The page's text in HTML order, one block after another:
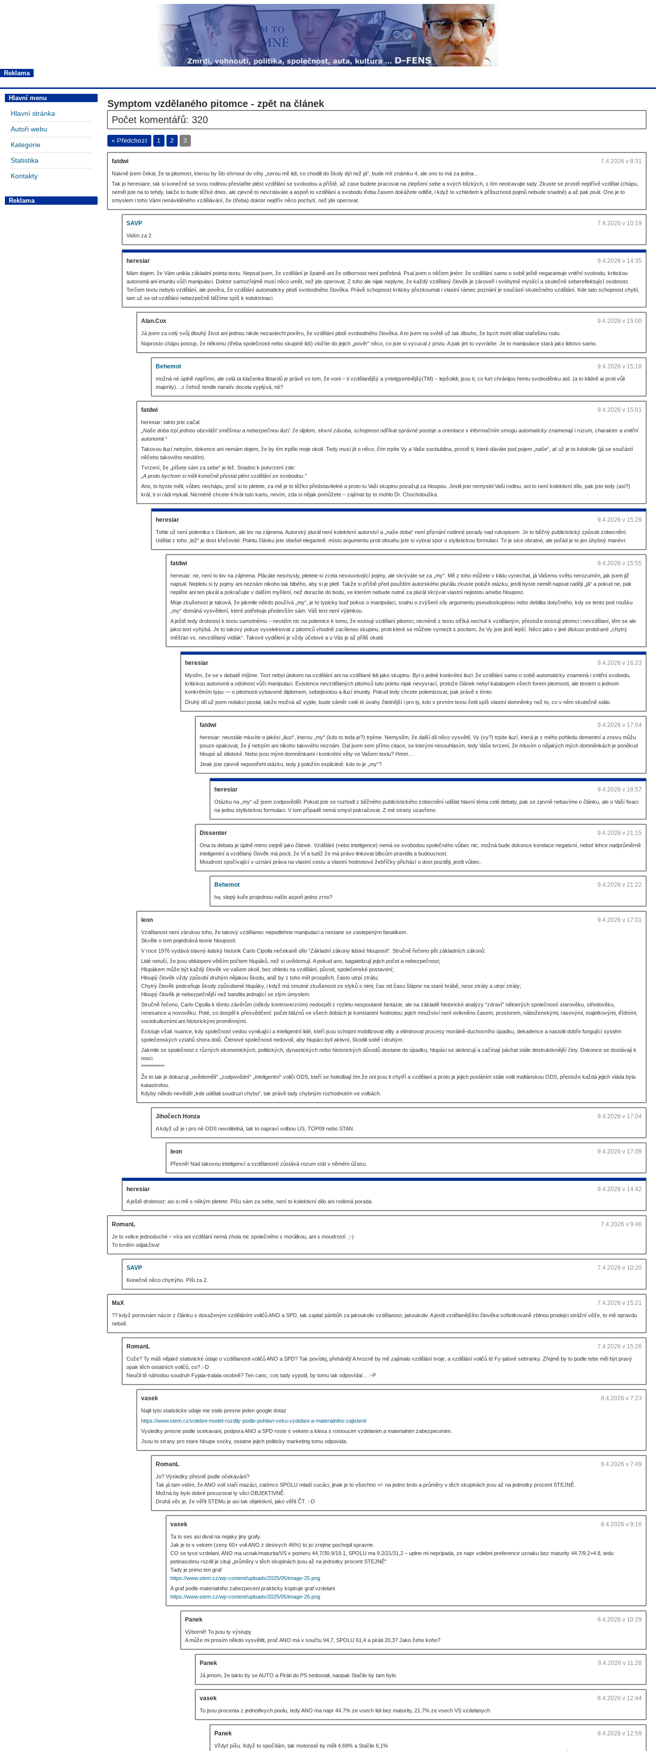
Reklama
Hlavní menu
Hlavní stránka
Autoři webu
Kategorie
Statistika
Kontakty
Reklama
Symptom vzdělaného pitomce - zpět na článek
Počet komentářů: 320
« Předchozí 1 2 3
fatdwi 7.4.2026 v 8:31
Naivně jsem čekal, že ta pitomost, kterou by šlo shrnout do věty „serou mě lidi, co chodili do školy dýl než já“, bude mít známku 4, ale ono to má za jedna…
Tak jo heresiare, tak si konečně se svou rodinou přestaňte plést vzdělání se svobodou a příště, až zase budete pracovat na zlepšení sebe a svých blízkých, s tím neotravujte tady. Zkuste se prostě nejdřívě vzdělat (chápu,
neměl jste na to tehdy, takže to bude těžké dnes, ale zjevně to nevzdáváte a aspoň to vzdělání a svobodu třeba časem dokážete odlišit, i když to vzhledem k příbuznosti pojmů nebude snadné) a až pak psát. Ono je to
smyslem i toho Vámi nenáviděného vzdělávání, že (třeba) doktor nejdřív něco pochytí, než jde operovat.
SAVP 7.4.2026 v 10:19
Vidím za 2.
heresiar 9.4.2026 v 14:35
Mám dojem, že Vám unikla základní pointa textu. Nepsal jsem, že vzdělání je špatně ani že odbornost není potřebná. Psal jsem o něčem jiném: že vzdělání samo o sobě ještě negarantuje vnitřní svobodu, kritickou
autonomii ani imunitu vůči manipulaci. Doktor samozřejmě musí něco umět, než jde operovat. Z toho ale nijak neplyne, že každý vzdělaný člověk je zároveň i svébytně myslící a skutečně sebereflektující osobnost.
Terčem textu nebylo vzdělání, ale pověra, že vzdělání automaticky plodí svobodného člověka. Právě schopnost kriticky přezkoumat i vlastní rámec poznání je součástí skutečného vzdělání. Kde tato schopnost chybí,
tam už se od vzdělání nebezpečně blížíme spíš k indoktrinaci.
Alan.Cox 9.4.2026 v 15:00
Já jsem za celý svůj dlouhý život ani jednou nikde nezaslechl pověru, že vzdělání plodí svobodného člověka. A to jsem na světě už tak dlouho, že bych mohl dělat stařešinu rodu.
Naprosto chápu postup, že někomu (třeba společnosti nebo skupině lidí) vložíte do jejich „pověr“ něco, co jste si vycucal z prstu. A pak jim to vyvrátíte. Je to manipulace stará jako lidstvo samo.
Behemot 9.4.2026 v 15:18
možná né úplně napřímo, ale celá ta klačenka libtardů je právě vo tom, že voni – ti vzdělanějšý a yntelgyentnějšý(TM) – lepšolidi, jsou ti, co furt chránijou hentu svoboděnku atd. (a to klidně ai proti vůli
majority)…z čehož tendle naratív docela vyplývá, né?
fatdwi 9.4.2026 v 15:01
heresiar: takto jste začal:
„Naše doba trpí jednou obzvlášť směšnou a nebezpečnou iluzí: že diplom, slovní zásoba, schopnost odříkat správné postoje a orientace v informačním smogu automaticky znamenají i rozum, charakter a vnitřní
autonomii.“
Takovou iluzí netrpím, dokonce ani nemám dojem, že by tím trpělo moje okolí. Tedy musí jít o něco, čím trpíte Vy a Vaše socbublina, prostě ti, které dáváte pod pojem „naše“, ať už je to kdokoliv (já se součástí
něčeho takového nevidím).
Tvrzení, že „píšete sám za sebe“ je lež. Snadno k potvrzení zde:
„A proto bychom si měli konečně přestat plést vzdělání se svobodou.“
Ano, to byste měli, vůbec nechápu, proč si to pletete, za mě je to těžko představitelné a proto tu Vaši skupinu považuji za hloupou. Jestli jste nemyslel Vaši rodinu, ani to není kolektivní dílo, pak jste tedy (asi?)
král, ti si rádi mykali. Nicméně chcete-li hrát tuto kartu, nevím, zda si nějak pomůžete – zajímat by to mohlo Dr. Chocholouška.
heresiar 9.4.2026 v 15:29
Tohle už není polemika s článkem, ale lov na zájmena. Autorský plurál není kolektivní autorství a „naše doba“ není přiznání rodinné porady nad rukopisem. Je to běžný publicistický způsob zobecnění.
Udělat z toho „lež“ je dost křečovité. Pointu článku jste obešel elegantně: místo argumentu proti obsahu jste si vybral spor o stylistickou formulaci. To je sice obratné, ale pořád je to jen úhybný manévr.
fatdwi 9.4.2026 v 15:55
heresiar: ne, není to lov na zájmena. Plácáte nesmysly, pletete si zcela nesouvisející pojmy, ale skrýváte se za „my“. Mě z toho můžete v klidu vynechat, já Vašemu světu nerozumím, jak jsem již
napsal. Nepletu si ty pojmy ani neznám nikoho tak blbého, aby si je pletl. Takže si příště před použitím autorského plurálu zkuste položit otázku, jestli byste neměl napsat raději „já“ a pokud ne, pak
nepište ani ten plurál a pokračujte v dalším myšlení, než dorazíte do bodu, ve kterém nebude nutné za plurál skrývat vlastní nejistotu a/nebo hloupost.
Moje zkušenost je taková, že jakmile někdo používá „my“, je to typicky buď pokus o manipulaci, snahu o zvýšení síly argumentu pseudoskupinou nebo debilita dotyčného, kdy se tento pod roušku
„my“ domáhá vysvětlení, které potřebuje především sám. Váš text není výjimkou.
A ještě tedy drobnost k textu samotnému – nevidím nic na polemice k tomu, že existují vzdělaní pitomci, nicméně z textu stříká nechuť k vzdělaným, přestože existují pitomci i nevzdělaní, těm se ale
jaksi text vyhýbá. Je to takový pokus vyselektovat z pitomců vhodně zacílenou skupinu, proti které se můžete vymezit s pocitem, že Vy jste jistě lepší. Něco jako v jiné diskusi probírané „chytrý
měšťan vs. nevzdělaný vidlák“. Takové vydělení je vždy účelové a u Vás je až příliš okaté.
heresiar 9.4.2026 v 16:23
Myslím, že se v debatě míjíme. Text nebyl útokem na vzdělání ani na vzdělané lidi jako skupinu. Byl o jedné konkrétní iluzi: že vzdělání samo o sobě automaticky znamená i vnitřní svobodu,
kritickou autonomii a odolnost vůči manipulaci. Existence nevzdělaných pitomců tuto pointu nijak nevyvrací, protože článek nebyl katalogem všech forem pitomosti, ale textem o jednom
konkrétním typu — o pitomosti vybavené diplomem, sebejistotou a iluzí imunity. Pokud tedy chcete polemizovat, pak právě s tímto.
Druhý díl už jsem redakci poslal, takže možná až vyjde, bude záměr celé té úvahy čitelnější i pro ty, kdo v prvním textu četli spíš vlastní domněnky než to, co v něm skutečně stálo.
fatdwi 9.4.2026 v 17:04
heresiar: neustále mluvíte o jakési „iluzi“, kterou „my“ (kdo to teda je?) trpíme. Nemyslím, že další díl něco vysvětlí, Vy (vy?) trpíte iluzí, která je z mého pohledu dementní a znovu můžu
pouze opakovat, že jí netrpím ani nikoho takového neznám. Dal jsem sem přímo citace, se kterými nesouhlasím, tedy Vaše tvrzení, že mluvím o nějakých mých domněnkách je poněkud
hloupé až idiotské. Nebo jsou mými domněnkami i konkrétní věty ve Vašem textu? Hmm….
Jinak jste zjevně nepostřehl otázku, tedy ji položím explicitně: kdo to je „my“?
heresiar 9.4.2026 v 18:57
Otázku na „my“ už jsem zodpověděl. Pokud jste se rozhodl z běžného publicistického zobecnění udělat hlavní téma celé debaty, pak se zjevně nebavíme o článku, ale o Vaší fixaci
na jednu stylistickou formulaci. V tom případě nemá smysl pokračovat. Z mé strany uzavřeno.
Dissenter 9.4.2026 v 21:15
Ona ta debata je úplně mimo stejně jako článek. Vzdělání (nebo inteligence) nemá se svobodou společného vůbec nic, možná bude dokonce korelace negativní, neboť lehce nadprůměrně
inteligentní a vzdělaný člověk má pocit, že VÍ a tudíž že má právo linkovat blbcům pravidla a budoucnost.
Moudrost spočívající v uznání práva na vlastní cestu a vlastní hodnotové žebříčky přichází o dost později, jestli vůbec.
Behemot 9.4.2026 v 21:22
ha, slepý kuře projednou našlo aspoň jedno zrno?
leon 9.4.2026 v 17:01
Vzdělanost není zárukou toho, že takový vzdělanec nepodlehne manipulaci a nestane se zaslepeným fanatikem.
Skvěle o tom pojednává teorie hlouposti:
V roce 1976 vydává slavný italský historik Carlo Cipolla nečekaně dílo “Základní zákony lidské hlouposti”. Stručně řečeno pět základních zákonů:
Lidé netuší, že jsou obklopeni větším počtem hlupáků, než si uvědomují. A pokud ano, bagatelizují jejich počet a nebezpečnost;
Hlupákem může být každý člověk ve vašem okolí, bez ohledu na vzdělání, původ, společenské postavení;
Hloupý člověk vždy způsobí druhým nějakou škodu, aniž by z toho měl prospěch, často utrpí ztrátu;
Chytrý člověk podceňuje škody způsobené hlupáky, i když má smutné zkušenosti ze styků s nimi; čas od času šlápne na staré hrábě, nese ztráty a utrpí ztráty;
Hloupý člověk je nebezpečnější než bandita jednající se zlým úmyslem.
Stručně řečeno, Carlo Cipolla k těmto závěrům (někdy kontroverzním) nedospěl z rozletu nespoutané fantazie, ale na základě historické analýzy “zdraví” některých společností starověku, středověku,
renesance a novověku. Poté, co dospěl k přesvědčení: počet bláznů ve všech dobách je konstantní hodnotou; jejich množství není ovlivněno časem, prostorem, náboženskými, rasovými, majetkovými, třídními,
sociokulturními ani historickými proměnnými.
Existuje však nuance, kdy společnost vedou vynikající a inteligentní lidé, kteří jsou schopni mobilizovat elity a eliminovat procesy morálně-duchovního úpadku, dekadence a nastolit dobře fungující systém
společenských vztahů shora dolů. Členové společnosti nedovolí, aby hlupáci byli aktivní, škodili sobě i druhým.
Jakmile se společnost z různých ekonomických, politických, dynastických nebo historických důvodů dostane do úpadku, hlupáci se aktivizují a začínají páchat stále destruktivnější činy. Dokonce se dostávají k
moci.
************
Že to tak je dokazuji „uvědomělí“ „zodpovědní“ „inteligentní“ voliči ODS, kteří se holedbají tím že oni jsou ti chytří a vzdělaní a proto je jejich posláním stále volit mafiánskou ODS, přestože každá jejich vláda byla
katastrofou.
Kdyby někdo nevěděl „kde udělali soudruzi chybu“, tak právě tady chybným rozhodnutím ve volbách.
Jihočech Honza 9.4.2026 v 17:04
A když už je i pro ně ODS nevolitelná, tak to napraví volbou US, TOP09 nebo STAN.
leon 9.4.2026 v 17:09
Přesně! Nad takovou inteligencí a vzdělaností zůstává rozum stát v němém úžasu.
heresiar 9.4.2026 v 14:42
A ještě drobnost: asi si mě s někým pletete. Píšu sám za sebe, není to kolektivní dílo ani rodinná porada.
RomanL 7.4.2026 v 9:46
Je to velice jednoduché – víra ani vzdělání nemá zhola nic společného s morálkou, ani s moudrostí. ;-)
To tvrdím odjakživa!
SAVP 7.4.2026 v 10:20
Konečně něco chytrýho. Píši za 2.
MaX 7.4.2026 v 15:21
?? když porovnám názor z článku s dosaženým vzděláním voličů ANO a SPD, tak zaplať pánbůh za jakoukoliv vzdělanost, jakoukoliv. A jestli vzdělanějšího člověka sofistikovaně zblnou prodejci strážní věže, to mě opravdu
nebolí.
RomanL 7.4.2026 v 15:26
Cože? Ty máš nějaké statistické údaje o vzdělanosti voličů ANO a SPD? Tak povídej, přeháněj! A hrozně by mě zajímalo vzdělání tvoje, a vzdělání voličů té Fy-jalové sebranky. Zřejmě by to podle tebe měl být pravý
opak těch ostatních voličů, co? :-D
Neučil tě náhodou soudruh Fyjala-tralala osobně? Ten canc, cos tady vypotil, by tomu tak odpovídal… :-P
vasek 8.4.2026 v 7:23
Najit tyto statisticke udaje me stalo presne jeden google dotaz
https://www.stem.cz/volebni-model-rozdily-podle-pohlavi-veku-vzdelani-a-materialniho-zajisteni/
Vysledky presne podle ocekavani, podpora ANO a SPD roste s vekem a klesa s rostoucim vzdelanim a materialnim zabezpecenim.
Jsou to strany pro stare hloupe socky, ostatne jejich politicky marketing tomu odpovida.
RomanL 8.4.2026 v 7:49
Jo? Výsledky přesně podle očekávání?
Tak já tam vidím, že ANO volí staří mazáci, zatímco SPOLU mladí cucáci, jinak je to všechno +/- na jedno brdo a průměry v těch skupinách jsou až na jednotky procent STEJNÉ.
Možná by bylo dobré posuzovat ty věci OBJEKTIVNĚ.
Druhá věc je, že věřit STEMu je asi tak objektivní, jako věřit ČT. :-D
vasek 8.4.2026 v 9:16
Ta to ses asi dival na nejaky jiny grafy.
Jak je to s vekem (zeny 60+ voli ANO z desivych 46%) to jsi zrejme pochopil spravne.
CO se tyce vzdelani, ANO ma ucnak/maturita/VS v pomeru 44,7/30.9/19.1, SPOLU ma 9.2/21/31,2 – uplne mi nepripada, ze napr volebni preference uznaku bez maturity 44.7/9.2=4.8, tedu
petinasobnu rozdil je cituji „průměry v těch skupinách jsou až na jednotky procent STEJNÉ“
Tady je primo ten graf
https://www.stem.cz/wp-content/uploads/2025/05/image-25.png
A graf podle materialniho zabezpeceni prakticky kopiruje graf vzdelani
https://www.stem.cz/wp-content/uploads/2025/05/image-26.png
Panek 8.4.2026 v 10:29
Výborně! To jsou ty výstupy.
A může mi prosím někdo vysvětlit, proč ANO má v součtu 94,7, SPOLU 61,4 a piráti 20,3? Jako čeho koho?
Panek 8.4.2026 v 11:28
Já jenom, že takto by se AUTO a Piráti do PS nedostali, naopak Stačilo by tam bylo.
vasek 8.4.2026 v 12:44
To jsou procenta z jednotlivych poolu, tedy ANO ma napr 44.7% ze vsech lidi bez maturity, 21.7% ze vsech VS vzdelanych.
Panek 8.4.2026 v 12:59
Vždyť píšu. Když to spočítám, tak motoristé by měli 4,69% a Stačilo 6,1%